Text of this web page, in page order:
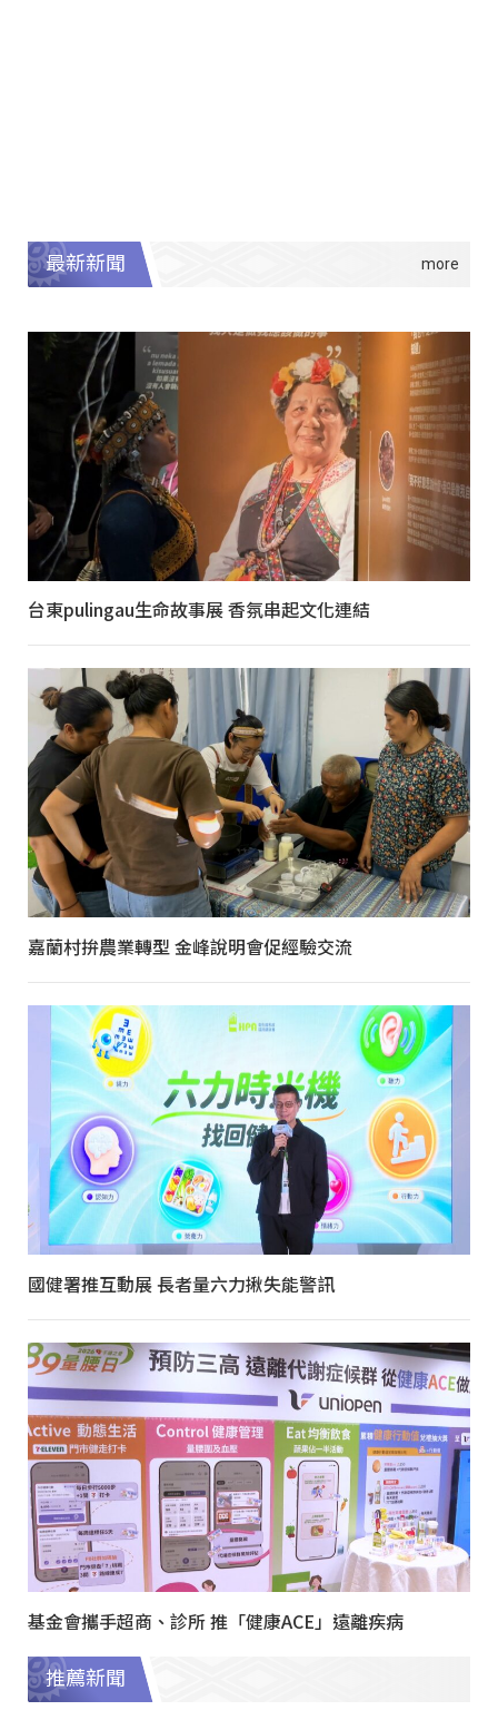
最新新聞
台東pulingau生命故事展 香氛串起文化連結
嘉蘭村拚農業轉型 金峰說明會促經驗交流
國健署推互動展 長者量六力揪失能警訊
基金會攜手超商、診所 推「健康ACE」遠離疾病
推薦新聞